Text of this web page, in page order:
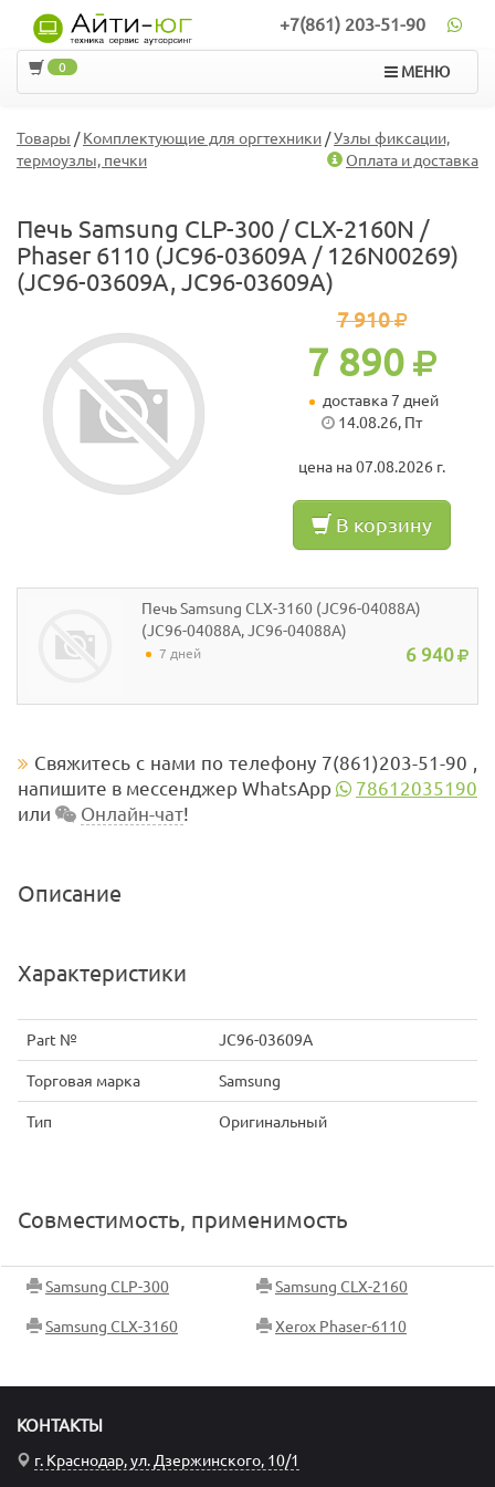
+7(861) 203-51-90
МЕНЮ
0
Товары /Комплектующие для оргтехники/Узлы фиксации,
термоузлы, печки
Оплата и доставка
Печь Samsung CLP-300 / CLX-2160N /
Phaser 6110 (JC96-03609A / 126N00269)
(JC96-03609A, JC96-03609A)
7 910
7 890
доставка 7 дней
14.08.26, Пт
цена на 07.08.2026 г.
В корзину
Печь Samsung CLX-3160 (JC96-04088A)
(JC96-04088A, JC96-04088A)
7 дней 6 940
Свяжитесь с нами по телефону 7(861)203-51-90 ,
напишите в мессенджер WhatsApp
78612035190
или
Онлайн-чат!
Описание
Характеристики
Part № JC96-03609A
Торговая марка Samsung
Тип Оригинальный
Совместимость, применимость
Samsung CLP-300 Samsung CLX-2160
Samsung CLX-3160 Xerox Phaser-6110
КОНТАКТЫ
г. Краснодар, ул. Дзержинского, 10/1